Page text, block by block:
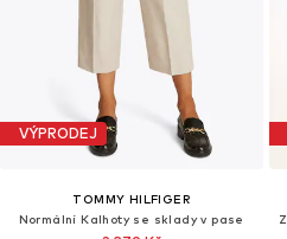
VÝPRODEJ
TOMMY HILFIGER
Normální Kalhoty se sklady v pase